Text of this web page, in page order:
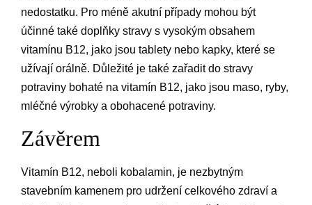
nedostatku. Pro méně akutní případy mohou být
účinné také doplňky stravy s vysokým obsahem
vitamínu B12, jako jsou tablety nebo kapky, které se
užívají orálně. Důležité je také zařadit do stravy
potraviny bohaté na vitamín B12, jako jsou maso, ryby,
mléčné výrobky a obohacené potraviny.
Závěrem
Vitamín B12, neboli kobalamin, je nezbytným
stavebním kamenem pro udržení celkového zdraví a